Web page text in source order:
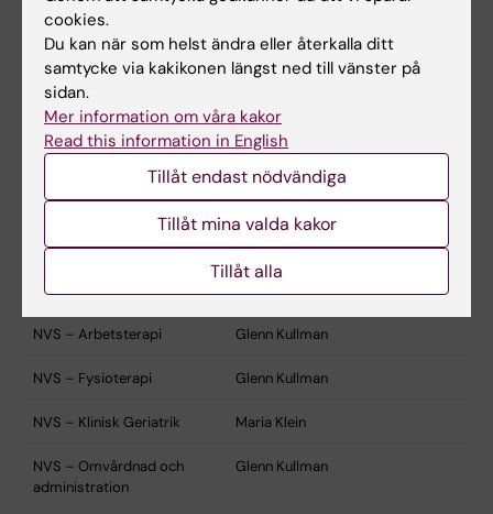
biostatistik (MEB)
Miktobiologi, tumör- och
cellbiologi (MTC)
Vakant
Miljömedicin (IMM) Johanna Bergman
Molekylär medicin och kirurgi
Susanne Forsberg
Neurovetenskap (Neuro) Elinor Schuberg
primärvård
Mia Pettersson
NVS – Arbetsterapi Glenn Kullman
NVS – Fysioterapi Glenn Kullman
NVS – Klinisk Geriatrik Maria Klein
NVS – Omvårdnad och
administration
Glenn Kullman
cookies.
Du kan när som helst ändra eller återkalla ditt
samtycke via kakikonen längst ned till vänster på
sidan.
Mer information om våra kakor
Read this information in English
Tillåt endast nödvändiga
Tillåt mina valda kakor
Tillåt alla